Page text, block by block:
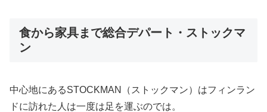
食から家具まで総合デパート・ストックマ
ン
中心地にあるSTOCKMAN（ストックマン）はフィンラン
ドに訪れた人は一度は足を運ぶのでは。